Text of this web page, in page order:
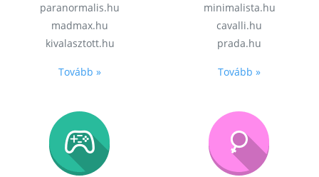
paranormalis.hu
madmax.hu
kivalasztott.hu
Tovább »
minimalista.hu
cavalli.hu
prada.hu
Tovább »